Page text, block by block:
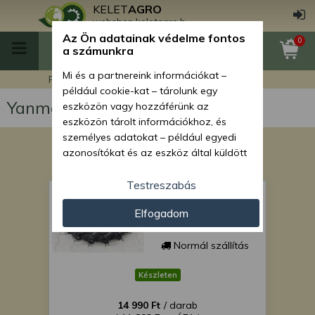
KELETAGRO
webshop.keletagro.hu
0
Főoldal Yanmar F145D japán kistraktor
Yanmar F145D japán kistraktor
Gumi 5.00-12 SZUPER
ÁRON!
Normál szállítás
Készleten
14 990 Ft / darab
Az Ön adatainak védelme fontos
a számunkra
Mi és a partnereink információkat –
például cookie-kat – tárolunk egy
eszközön vagy hozzáférünk az
eszközön tárolt információkhoz, és
személyes adatokat – például egyedi
azonosítókat és az eszköz által küldött
személyre szabott hirdetések és
tartalom nyújtásához, hirdetés- és
tartalomméréshez, nézettségi adatok
gyűjtéséhez, valamint termékek
kifejlesztéséhez és a termékek
partnereink eszközleolvasásos
adatokat és azonosítási információkat
Testreszabás
Elfogadom